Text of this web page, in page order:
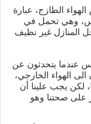
الطازج، عبارة
وهي تحمل في
المنازل غير نظيف
عندما يتحدثون عن
الى الهواء الخارجي،
لكن يجب علينا أن
على صحتنا وهو